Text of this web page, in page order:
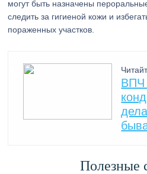
могут быть назначены
следить за гигиеной кожи и
пораженных участков.
ВПЧ
Полезные